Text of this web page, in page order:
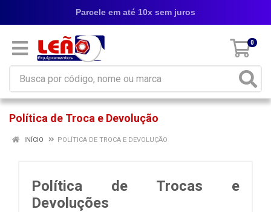
0
Parcele em até 10x sem juros
Política de Troca e Devolução
INÍCIO POLÍTICA DE TROCA E DEVOLUÇÃO
Política de Trocas e
Devoluções